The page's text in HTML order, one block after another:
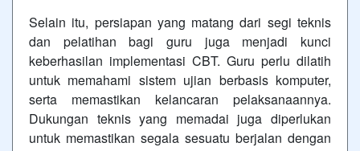
Selain itu, persiapan yang matang dari segi teknis
dan pelatihan bagi guru juga menjadi kunci
keberhasilan implementasi CBT. Guru perlu dilatih
untuk memahami sistem ujian berbasis komputer,
serta memastikan kelancaran pelaksanaannya.
Dukungan teknis yang memadai juga diperlukan
untuk memastikan segala sesuatu berjalan dengan